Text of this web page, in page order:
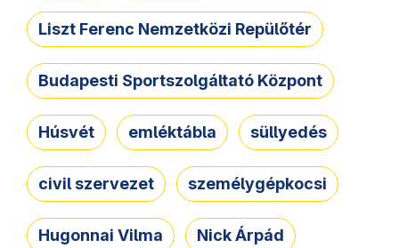
Liszt Ferenc Nemzetközi Repülőtér
Budapesti Sportszolgáltató Központ
Húsvét emléktábla süllyedés
civil szervezet személygépkocsi
Hugonnai Vilma Nick Árpád